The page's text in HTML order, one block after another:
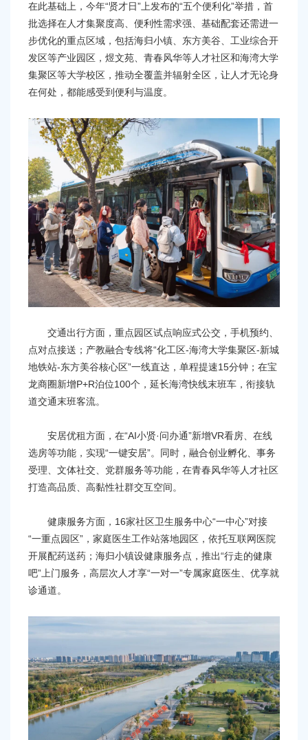
在此基础上，今年“贤才日”上发布的“五个便利化”举措，首
批选择在人才集聚度高、便利性需求强、基础配套还需进一
步优化的重点区域，包括海归小镇、东方美谷、工业综合开
发区等产业园区，煜文苑、青春风华等人才社区和海湾大学
集聚区等大学校区，推动全覆盖并辐射全区，让人才无论身
在何处，都能感受到便利与温度。
交通出行方面，重点园区试点响应式公交，手机预约、
点对点接送；产教融合专线将“化工区-海湾大学集聚区-新城
地铁站-东方美谷核心区”一线直达，单程提速15分钟；在宝
龙商圈新增P+R泊位100个，延长海湾快线末班车，衔接轨
道交通末班客流。
安居优租方面，在“AI小贤·问办通”新增VR看房、在线
选房等功能，实现“一键安居”。同时，融合创业孵化、事务
受理、文体社交、党群服务等功能，在青春风华等人才社区
打造高品质、高黏性社群交互空间。
健康服务方面，16家社区卫生服务中心“一中心”对接
“一重点园区”，家庭医生工作站落地园区，依托互联网医院
开展配药送药；海归小镇设健康服务点，推出“行走的健康
吧”上门服务，高层次人才享“一对一”专属家庭医生、优享就
诊通道。